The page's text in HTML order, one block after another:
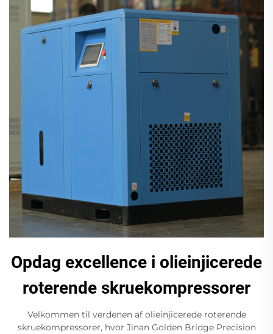
Opdag excellence i olieinjicerede
roterende skruekompressorer
Velkommen til verdenen af olieinjicerede roterende
skruekompressorer, hvor Jinan Golden Bridge Precision